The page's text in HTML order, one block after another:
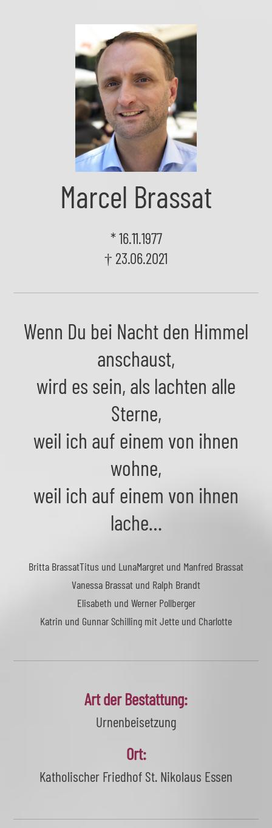
Marcel Brassat
* 16.11.1977
† 23.06.2021
Wenn Du bei Nacht den Himmel
anschaust,
wird es sein, als lachten alle
Sterne,
weil ich auf einem von ihnen
wohne,
weil ich auf einem von ihnen
lache…
Britta BrassatTitus und LunaMargret und Manfred Brassat
Vanessa Brassat und Ralph Brandt
Elisabeth und Werner Pollberger
Katrin und Gunnar Schilling mit Jette und Charlotte
Art der Bestattung:
Urnenbeisetzung
Ort:
Katholischer Friedhof St. Nikolaus Essen